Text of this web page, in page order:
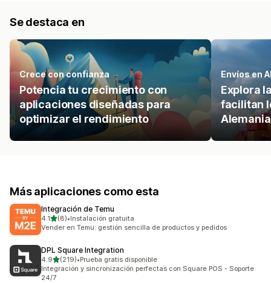
Se destaca en
Crece con confianza
Potencia tu crecimiento con
aplicaciones diseñadas para
optimizar el rendimiento
Envíos en
Explora
facilitan
Alemania
Más aplicaciones como esta
Integración de Temu
4.1de 5 estrellas
(8)
8 reseñas en total
•Instalación gratuita
Vender en Temu: gestión sencilla de productos y pedidos
DPL Square Integration
4.9de 5 estrellas
(219)
219 reseñas en total
•Prueba gratis disponible
Integración y sincronización perfectas con Square POS - Soporte
24/7